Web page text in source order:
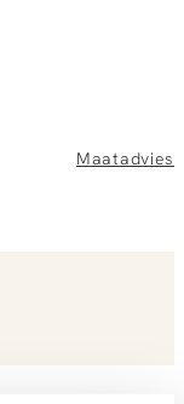
Maatadvies